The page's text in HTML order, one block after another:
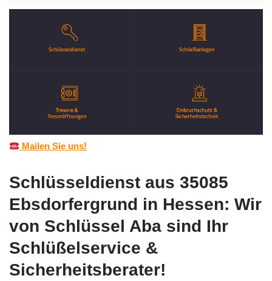
Mailen Sie uns!
Schlüsseldienst aus 35085
Ebsdorfergrund in Hessen: Wir
von Schlüssel Aba sind Ihr
Schlüßelservice &
Sicherheitsberater!